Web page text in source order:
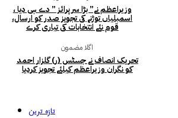
وزیراعظم نے” بڑا سرپرائز ” دے ہی دیا ،
اسمبلیاں توڑنے کی تجویز صدر کو ارسال،
قوم نئے انتخابات کی تیاری کرے
اگلا مضمون
تحریک انصاف نے جسٹس (ر) گلزار احمد
کو نگران وزیراعظم کیلئے تجویز کردیا
تازہ ترین